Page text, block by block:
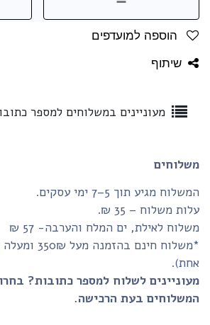
הוספה למועדפים
שיתוף
מעוניינים במשלוחים למספר כתובות
מגיע תוך 5–7 ימי עסקים.
משלוח – 35 ₪.
לאילת, ים המלח והערבה- 57 ₪
*משלוח חינם בהזמנה
לשלוח למספר כתובות? בחרו
בעת הרכישה.